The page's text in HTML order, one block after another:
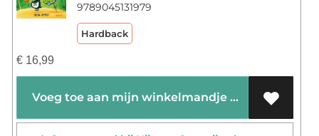
9789045131979
Hardback
€16,99
Voeg toe aan mijn winkelmandje